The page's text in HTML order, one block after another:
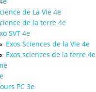
de La Vie 4e
de la terre 4e
SVT 4e
Exos Sciences de la Vie 4e
Exos sciences de la terre 4e
PC 3e